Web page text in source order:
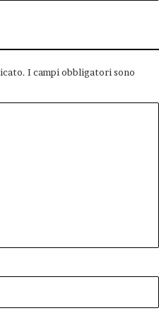
I campi obbligatori sono